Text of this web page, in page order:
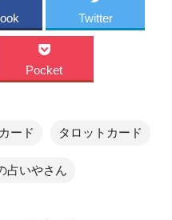
Twitter
Pocket
ード タロットカード
占いやさん